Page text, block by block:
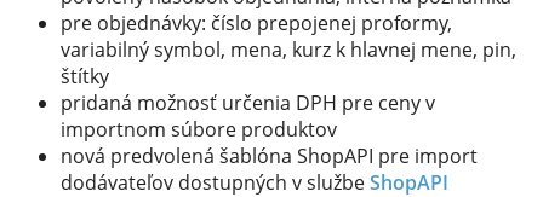
pre objednávky: číslo prepojenej proformy,
variabilný symbol, mena, kurz k hlavnej mene, pin,
štítky
pridaná možnosť určenia DPH pre ceny v
importnom súbore produktov
nová predvolená šablóna ShopAPI pre import
dodávateľov dostupných v službeShopAPI